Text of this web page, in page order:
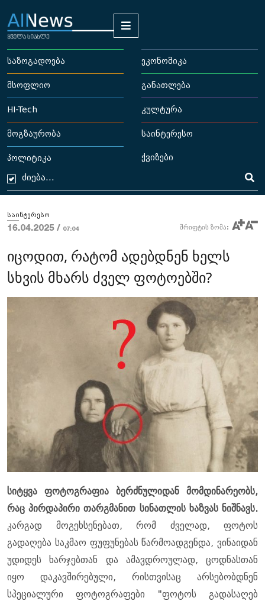
საზოგადოება ეკონომიკა
მსოფლიო განათლება
HI-Tech კულტურა
მოგზაურობა საინტერესო
პოლიტიკა ქვიზები
საინტერესო
16.04.2025 / 07:04 შრიფტის ზომა:
იცოდით, რატომ ადებდნენ ხელს
სხვის მხარს ძველ ფოტოებში?
სიტყვა ფოტოგრაფია ბერძნულიდან მომდინარეობს,
რაც პირდაპირი თარგმანით სინათლის ხაზვას ნიშნავს.
კარგად მოგეხსენებათ, რომ ძველად, ფოტოს
გადაღება საკმაო ფუფუნებას წარმოადგენდა, ვინაიდან
უდიდეს ხარჯებთან და ამავდროულად, ცოდნასთან
იყო დაკავშირებული, რისთვისაც არსებობდნენ
სპეციალური ფოტოგრაფები "ფოტოს გადასაღებ